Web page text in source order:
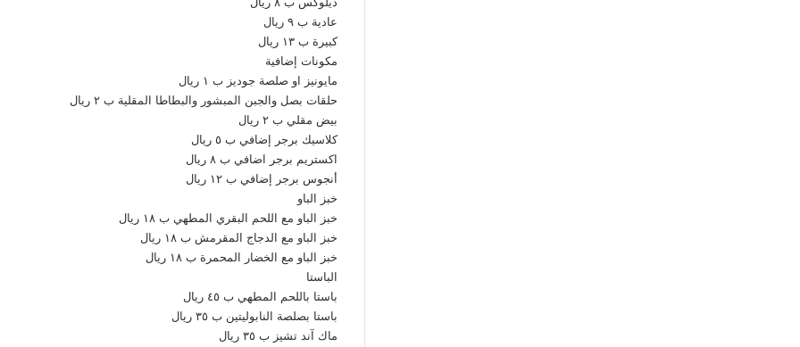
عادية ب ٩ ريال
كبيرة ب ١٣ ريال
مكونات إضافية
مايونيز او صلصة جوديز ب ١ ريال
حلقات بصل والجبن المبشور والبطاطا المقلية ب ٢ ريال
بيض مقلي ب ٢ ريال
كلاسيك برجر إضافي ب ٥ ريال
اكستريم برجر اضافي ب ٨ ريال
أنجوس برجر إضافي ب ١٢ ريال
خبز الباو
خبز الباو مع اللحم البقري المطهي ب ١٨ ريال
خبز الباو مع الدجاج المقرمش ب ١٨ ريال
خبز الباو مع الخضار المحمرة ب ١٨ ريال
الباستا
باستا باللحم المطهي ب ٤٥ ريال
باستا بصلصة النابوليتين ب ٣٥ ريال
ماك آند تشيز ب ٣٥ ريال